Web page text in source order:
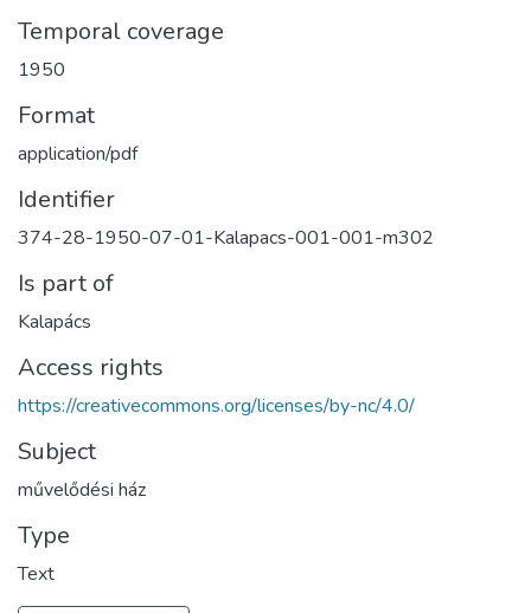
Temporal coverage
1950
Format
application/pdf
Identifier
374-28-1950-07-01-Kalapacs-001-001-m302
Is part of
Kalapács
Access rights
https://creativecommons.org/licenses/by-nc/4.0/
Subject
művelődési ház
Type
Text